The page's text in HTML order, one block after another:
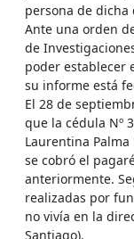
persona de dicha
Ante una orden
de
poder establecer
su informe está
El 28 de
que la cédula Nº
Laurentina
se cobró el
anteriormente.
realizadas por
no vivía en la
Santiago).